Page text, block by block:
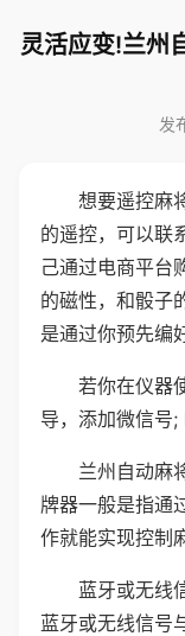
灵活应变!兰州
发
想要遥控麻
的遥控，可以联
己通过电商平台
的磁性，和骰子
是通过你预先编
若你在仪器
导，添加微信号;
兰州自动麻
牌器一般是指通
作就能实现控制
蓝牙或无线
蓝牙或无线信号